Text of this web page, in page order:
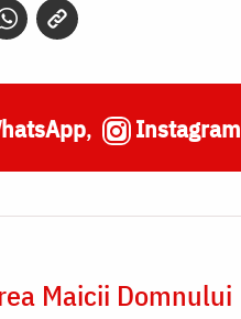
, Instagram
Maicii Domnului